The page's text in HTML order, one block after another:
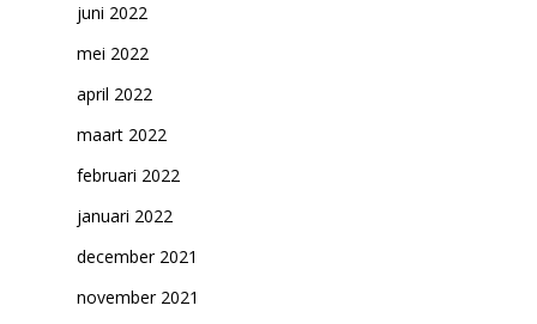
juni 2022
mei 2022
april 2022
maart 2022
februari 2022
januari 2022
december 2021
november 2021